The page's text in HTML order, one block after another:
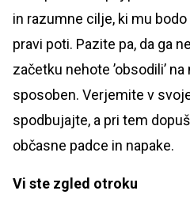
in razumne cilje, ki mu
pravi poti. Pazite pa, da ga
začetku nehote ’obsodili’
sposoben. Verjemite v
spodbujajte, a pri tem
občasne padce in napake.
Vi ste zgled otroku